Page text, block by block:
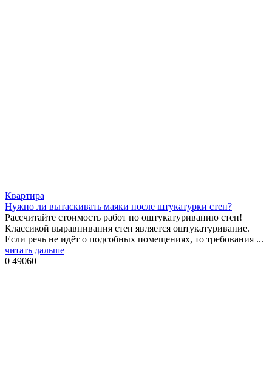
Квартира
Нужно ли вытаскивать маяки после штукатурки стен?
Рассчитайте стоимость работ по оштукатуриванию стен!
Классикой выравнивания стен является оштукатуривание.
Если речь не идёт о подсобных помещениях, то требования ...
читать дальше
0 49060